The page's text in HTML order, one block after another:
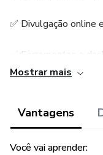
✅ Divulgação online
✅ Ferramentas e
KPIs
🎁 Bônus: Ebook +
Mostrar mais
Vantagens
Você vai aprender: